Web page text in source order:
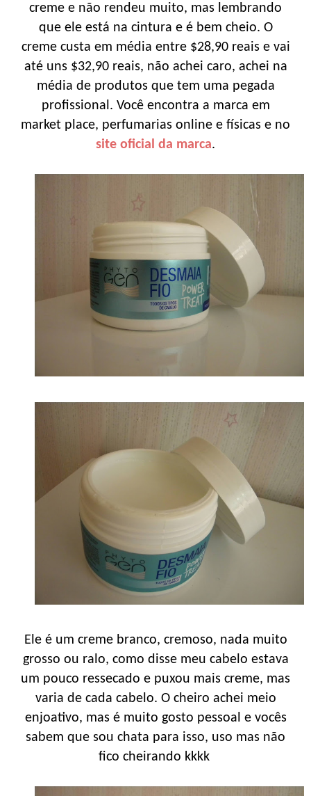
creme e não rendeu muito, mas lembrando
que ele está na cintura e é bem cheio. O
creme custa em média entre $28,90 reais e vai
até uns $32,90 reais, não achei caro, achei na
média de produtos que tem uma pegada
profissional. Você encontra a marca em
market place, perfumarias online e físicas e no
site oficial da marca.
Ele é um creme branco, cremoso, nada muito
grosso ou ralo, como disse meu cabelo estava
um pouco ressecado e puxou mais creme, mas
varia de cada cabelo. O cheiro achei meio
enjoativo, mas é muito gosto pessoal e vocês
sabem que sou chata para isso, uso mas não
fico cheirando kkkk